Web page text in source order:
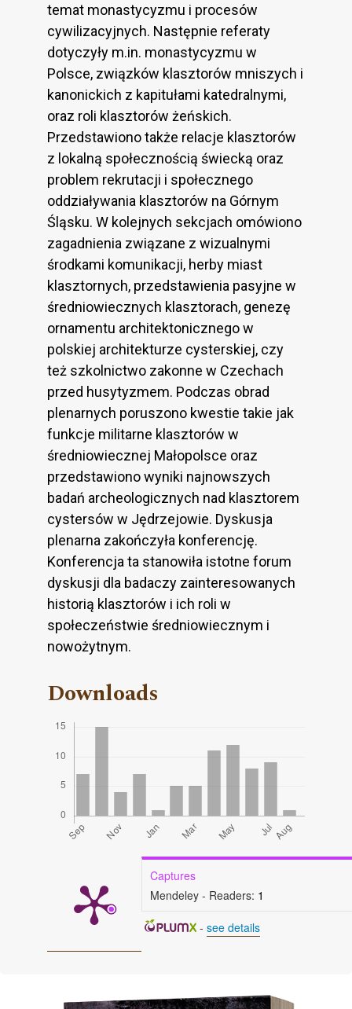
temat monastycyzmu i procesów
cywilizacyjnych. Następnie referaty
dotyczyły m.in. monastycyzmu w
Polsce, związków klasztorów mniszych i
kanonickich z kapitułami katedralnymi,
oraz roli klasztorów żeńskich.
Przedstawiono także relacje klasztorów
z lokalną społecznością świecką oraz
problem rekrutacji i społecznego
oddziaływania klasztorów na Górnym
Śląsku. W kolejnych sekcjach omówiono
zagadnienia związane z wizualnymi
środkami komunikacji, herby miast
klasztornych, przedstawienia pasyjne w
średniowiecznych klasztorach, genezę
ornamentu architektonicznego w
polskiej architekturze cysterskiej, czy
też szkolnictwo zakonne w Czechach
przed husytyzmem. Podczas obrad
plenarnych poruszono kwestie takie jak
funkcje militarne klasztorów w
średniowiecznej Małopolsce oraz
przedstawiono wyniki najnowszych
badań archeologicznych nad klasztorem
cystersów w Jędrzejowie. Dyskusja
plenarna zakończyła konferencję.
Konferencja ta stanowiła istotne forum
dyskusji dla badaczy zainteresowanych
historią klasztorów i ich roli w
społeczeństwie średniowiecznym i
nowożytnym.
Downloads
Captures
Mendeley - Readers: 1
- see details